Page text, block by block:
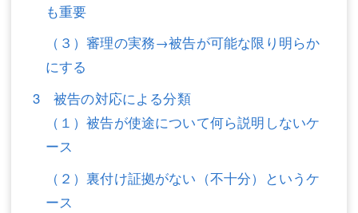
刑事弁護
交通事故
商業登記
調査・書面作成
債務整理
交通事故
不動産登記
調査・書面作成
債務整理
マスコミ取材・実績
も重要
（３）審理の実務→被告が可能な限り明らか
にする
3 被告の対応による分類
（１）被告が使途について何ら説明しないケ
ース
（２）裏付け証拠がない（不十分）というケ
ース